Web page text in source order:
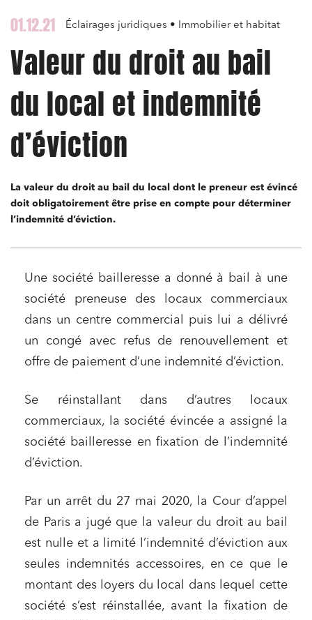
01.12.21 Éclairages juridiques • Immobilier et habitat
Valeur du droit au bail
du local et indemnité
d’éviction
La valeur du droit au bail du local dont le preneur est évincé
doit obligatoirement être prise en compte pour déterminer
l’indemnité d’éviction.
Une société bailleresse a donné à bail à une
société preneuse des locaux commerciaux
dans un centre commercial puis lui a délivré
un congé avec refus de renouvellement et
offre de paiement d’une indemnité d’éviction.
Se réinstallant dans d’autres locaux
commerciaux, la société évincée a assigné la
société bailleresse en fixation de l’indemnité
d’éviction.
Par un arrêt du 27 mai 2020, la Cour d’appel
de Paris a jugé que la valeur du droit au bail
est nulle et a limité l’indemnité d’éviction aux
seules indemnités accessoires, en ce que le
montant des loyers du local dans lequel cette
société s’est réinstallée, avant la fixation de